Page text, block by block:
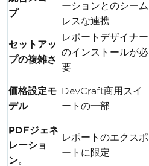
プ
ーションとのシーム
レスな連携
セットアッ
プの複雑さ
レポートデザイナー
のインストールが必
要
価格設定モ
デル
DevCraft商用スイ
ートの一部
PDFジェネ
レーショ
ン。
レポートのエクスポ
ートに限定